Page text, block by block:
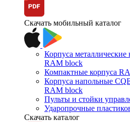
Скачать мобильный каталог
Корпуса
RAM block
Компактные корпуса
Корпуса напольные
RAM block
Пульты и стойки
Ударопрочные
Скачать каталог